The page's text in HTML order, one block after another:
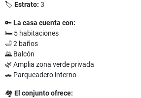
🏷 Estrato: 3
🔑La casa cuenta con:
🛏 5 habitaciones
🛁 2 baños
🌄 Balcón
🌿 Amplia zona verde privada
🚗 Parqueadero interno
🏘 El conjunto ofrece: